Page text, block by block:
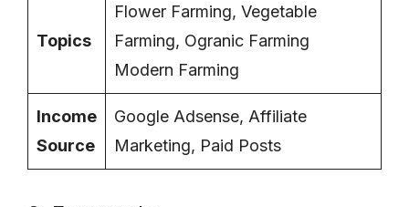
Topics
Flower Farming, Vegetable
Farming, Ogranic Farming
Modern Farming
Income
Source
Google Adsense, Affiliate
Marketing, Paid Posts